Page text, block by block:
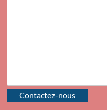
Contactez-nous